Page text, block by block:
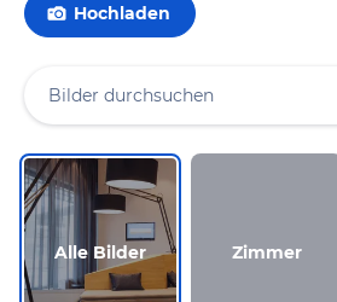
Hochladen
Alle Bilder Zimmer